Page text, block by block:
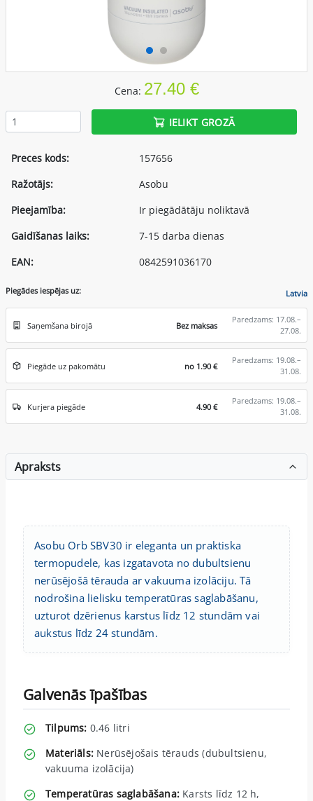
Cena: 27.40 €
IELIKT GROZĀ
Preces kods:
157656
Ražotājs:
Asobu
Pieejamība:
Ir piegādātāju noliktavā
Gaidīšanas laiks:
7-15 darba dienas
EAN:
0842591036170
Piegādes iespējas uz: Latvia
Saņemšana birojā Bez maksas
Paredzams: 17.08.–
27.08.
Piegāde uz pakomātu no 1.90 €
Paredzams: 19.08.–
31.08.
Kurjera piegāde 4.90 €
Paredzams: 19.08.–
31.08.
Apraksts
Asobu Orb SBV30 ir eleganta un praktiska
termopudele, kas izgatavota no dubultsienu
nerūsējošā tērauda ar vakuuma izolāciju. Tā
nodrošina lielisku temperatūras saglabāšanu,
uzturot dzērienus karstus līdz 12 stundām vai
aukstus līdz 24 stundām.
Galvenās īpašības
Tilpums: 0.46 litri
Materiāls: Nerūsējošais tērauds (dubultsienu,
vakuuma izolācija)
Temperatūras saglabāšana: Karsts līdz 12 h,